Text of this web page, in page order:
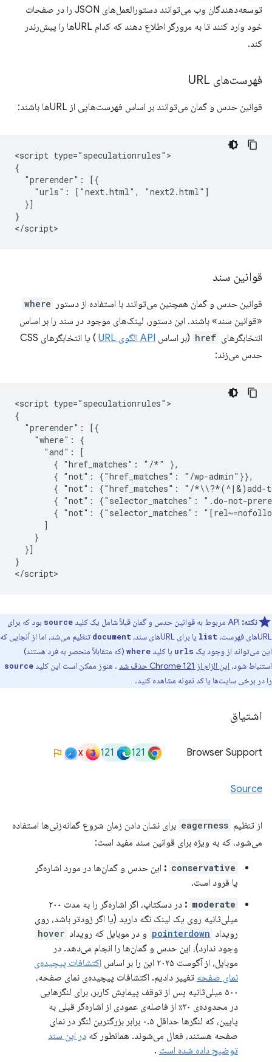
توسعه‌دهندگان وب می‌توانند دستورالعمل‌های JSON را در صفحات
خود وارد کنند تا به مرورگر اطلاع دهند که کدام URLها را پیش‌رندر
کند.
فهرست‌های URL
قوانین حدس و گمان می‌توانند بر اساس فهرست‌هایی از URLها باشند:
<script type="speculationrules">
{
  "prerender": [{
    "urls": ["next.html", "next2.html"]
  }]
}
قوانین سند
قوانین حدس و گمان همچنین می‌توانند با استفاده از دستور where
«قوانین سند» باشند. این دستور، لینک‌های موجود در سند را بر اساس
انتخابگرهای href (بر اساس API الگوی URL
) یا انتخابگرهای CSS
حدس می‌زند:
<script type="speculationrules">
{
  "prerender": [{
    "where": {
      "and": [
        { "href_matches": "/*" },
        { "not": {"href_matches": "/wp-admin"}},
{ "not": {"href_matches": "/*\\?*(^|&)add-
{ "not": {"selector_matches": ".do-not-
{ "not": {"selector_matches":
      ]
    }
  }]
}
نکته: API مربوط به قوانین حدس و گمان قبلاً شامل یک کلید source بود که برای
URLهای فهرست،
list یا برای URLهای سند، document تنظیم می‌شد، اما از آنجایی که
این می‌تواند از وجود یک urls یا کلید where (که متقابلاً منحصر به فرد هستند)
استنباط شود، این الزام از Chrome 121 حذف شد . هنوز ممکن است این کلید source
را در برخی سایت‌ها یا کد نمونه مشاهده کنید.
اشتیاق
Browser Support
121
121
x
Source
از تنظیم eagerness برای نشان دادن زمان شروع گمانه‌زنی‌ها استفاده
می‌شود، که به ویژه برای قوانین سند مفید است:
conservative
: این حدس و گمان‌ها در مورد اشاره‌گر
یا فرود است.
moderate
:
در دسکتاپ، اگر اشاره‌گر را به مدت ۲۰۰
میلی‌ثانیه روی یک لینک نگه دارید (یا اگر زودتر باشد، روی
رویداد pointerdown و در موبایل که رویداد hover
وجود ندارد)، این حدس و گمان‌ها را انجام می‌دهد. در
موبایل، از آگوست ۲۰۲۵ این را بر اساس
اکتشافات پیچیده‌ی
نمای صفحه تغییر دادیم. اکتشافات پیچیده‌ی نمای صفحه،
۵۰۰ میلی‌ثانیه پس از توقف پیمایش کاربر، برای لنگرهایی
در محدوده‌ی ۳۰٪ از فاصله‌ی عمودی از اشاره‌گر قبلی به
پایین، که لنگرها حداقل ۰.۵ برابر بزرگترین لنگر در نمای
صفحه هستند، فعال می‌شوند. همانطور که در این سند
توضیح داده شده است .